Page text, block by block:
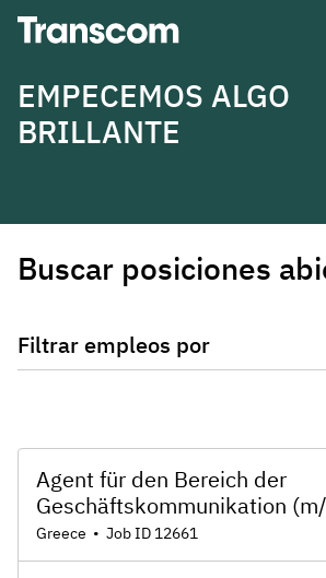
Transcom
EMPECEMOS ALGO
BRILLANTE
Buscar posiciones
Filtrar empleos por
Agent für den Bereich der
Geschäftskommunikation
Greece • Job ID 12661